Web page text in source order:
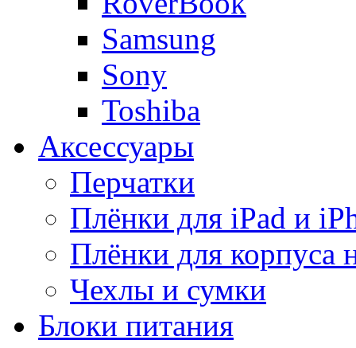
Samsung
Sony
Toshiba
Аксессуары
Перчатки
Плёнки для iPad и
Плёнки для корпуса
Чехлы и сумки
Блоки питания